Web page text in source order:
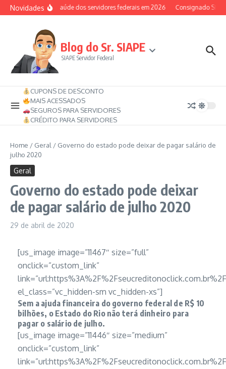
Ir para o conteúdo
NovidadesAuxílio-saúde dos servidores federais em 2026 Consignado
Blog do Sr. SIAPE
SIAPE Servidor Federal
CUPONS DE DESCONTO
MAIS ACESSADOS
SEGUROS PARA SERVIDORES
CRÉDITO PARA SERVIDORES
Home / Geral / Governo do estado pode deixar de pagar salário de
julho 2020
Geral
Governo do estado pode deixar
de pagar salário de julho 2020
29 de abril de 2020
[us_image image=”11467″ size=”full”
onclick=”custom_link”
el_class=”vc_hidden-sm vc_hidden-xs”]
Sem a ajuda financeira do governo federal de R$ 10
bilhões, o Estado do Rio não terá dinheiro para
pagar o salário de julho.
[us_image image=”11446″ size=”medium”
onclick=”custom_link”